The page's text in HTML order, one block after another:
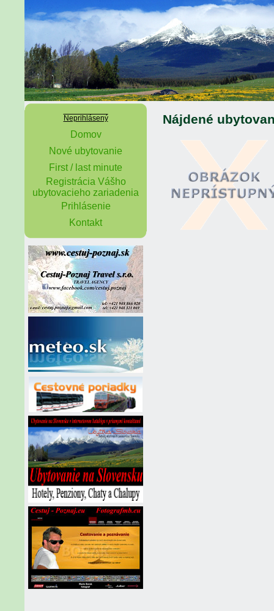
Neprihlásený
Domov
Nové ubytovanie
First / last minute
Registrácia Vášho
ubytovacieho zariadenia
Prihlásenie
Kontakt
Nájdené